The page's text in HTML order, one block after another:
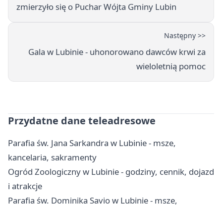
zmierzyło się o Puchar Wójta Gminy Lubin
Następny >>
Gala w Lubinie - uhonorowano dawców krwi za
wieloletnią pomoc
Przydatne dane teleadresowe
Parafia św. Jana Sarkandra w Lubinie - msze,
kancelaria, sakramenty
Ogród Zoologiczny w Lubinie - godziny, cennik, dojazd
i atrakcje
Parafia św. Dominika Savio w Lubinie - msze,